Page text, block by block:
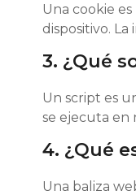
Una cookie
dispositivo.
3. ¿Qué
Un script es
se ejecuta en
4. ¿Qué
Una baliza